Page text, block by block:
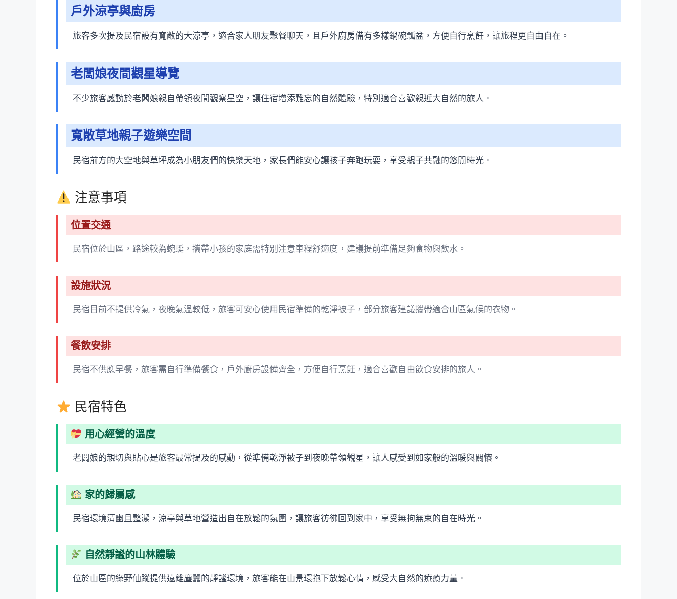
戶外涼亭與廚房
旅客多次提及民宿設有寬敞的大涼亭，適合家人朋友聚餐聊天，且戶外廚房備有多樣鍋碗瓢盆，方便自行烹飪，讓旅程更自由自在。
老闆娘夜間觀星導覽
不少旅客感動於老闆娘親自帶領夜間觀察星空，讓住宿增添難忘的自然體驗，特別適合喜歡親近大自然的旅人。
寬敞草地親子遊樂空間
民宿前方的大空地與草坪成為小朋友們的快樂天地，家長們能安心讓孩子奔跑玩耍，享受親子共融的悠閒時光。
注意事項
位置交通
民宿位於山區，路途較為蜿蜒，攜帶小孩的家庭需特別注意車程舒適度，建議提前準備足夠食物與飲水。
設施狀況
民宿目前不提供冷氣，夜晚氣溫較低，旅客可安心使用民宿準備的乾淨被子，部分旅客建議攜帶適合山區氣候的衣物。
餐飲安排
民宿不供應早餐，旅客需自行準備餐食，戶外廚房設備齊全，方便自行烹飪，適合喜歡自由飲食安排的旅人。
民宿特色
用心經營的溫度
老闆娘的親切與貼心是旅客最常提及的感動，從準備乾淨被子到夜晚帶領觀星，讓人感受到如家般的溫暖與關懷。
家的歸屬感
民宿環境清幽且整潔，涼亭與草地營造出自在放鬆的氛圍，讓旅客彷彿回到家中，享受無拘無束的自在時光。
自然靜謐的山林體驗
位於山區的綠野仙蹤提供遠離塵囂的靜謐環境，旅客能在山景環抱下放鬆心情，感受大自然的療癒力量。